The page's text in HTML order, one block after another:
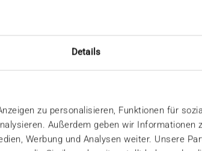
Details
zu personalisieren, Funktionen für
Außerdem geben wir Informationen
Werbung und Analysen weiter. Unsere